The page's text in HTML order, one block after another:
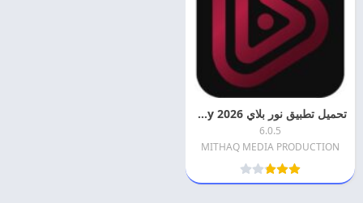
تحميل تطبيق نور بلاي 2026 Noor Play مهكر اخر تحديث مجانا
6.0.5
MITHAQ MEDIA PRODUCTION